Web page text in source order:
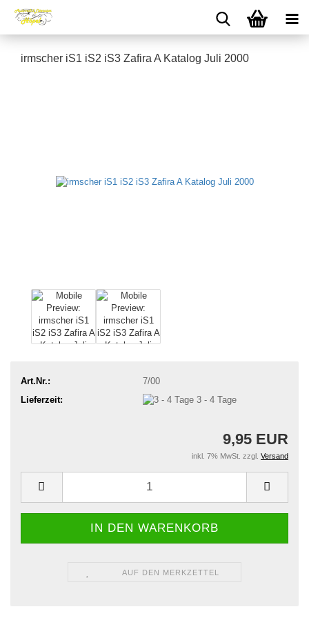
irmscher iS1 iS2 iS3 Zafira A Katalog Juli 2000
Art.Nr.:
7/00
Lieferzeit:
3 - 4 Tage
9,95 EUR
inkl. 7% MwSt. zzgl. Versand
AUF DEN MERKZETTEL